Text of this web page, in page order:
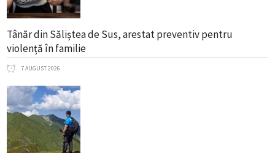
Tânăr din Săliștea de Sus, arestat preventiv pentru
violență în familie
7 AUGUST 2026